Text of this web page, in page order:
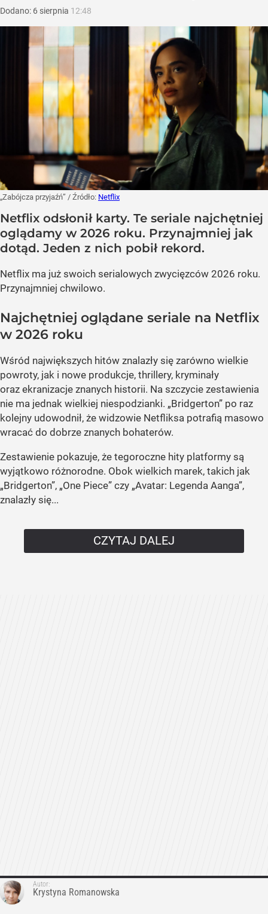
Dodano: 6 sierpnia 12:48
„Zabójcza przyjaźń” / Źródło: Netflix
Netflix odsłonił karty. Te seriale najchętniej
oglądamy w 2026 roku. Przynajmniej jak
dotąd. Jeden z nich pobił rekord.
Netflix ma już swoich serialowych zwycięzców 2026 roku.
Przynajmniej chwilowo.
Najchętniej oglądane seriale na Netflix
w 2026 roku
Wśród największych hitów znalazły się zarówno wielkie
powroty, jak i nowe produkcje, thrillery, kryminały
oraz ekranizacje znanych historii. Na szczycie zestawienia
nie ma jednak wielkiej niespodzianki. „Bridgerton” po raz
kolejny udowodnił, że widzowie Netfliksa potrafią masowo
wracać do dobrze znanych bohaterów.
Zestawienie pokazuje, że tegoroczne hity platformy są
wyjątkowo różnorodne. Obok wielkich marek, takich jak
„Bridgerton”, „One Piece” czy „Avatar: Legenda Aanga”,
znalazły się...
CZYTAJ DALEJ
Autor:
Krystyna Romanowska